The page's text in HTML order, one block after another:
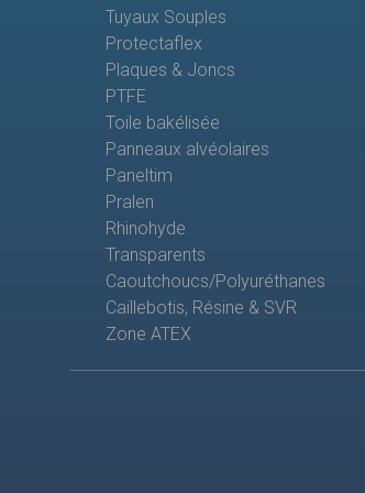
Tuyaux Souples
Protectaflex
Plaques & Joncs
PTFE
Toile bakélisée
Panneaux alvéolaires
Paneltim
Pralen
Rhinohyde
Transparents
Caoutchoucs/Polyuréthanes
Caillebotis, Résine & SVR
Zone ATEX